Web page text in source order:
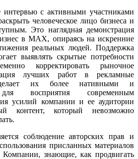
интервью с активными участниками
человеческое лицо бизнеса и
Это наглядная демонстрация
в MAX, опираясь на искренние
реальных людей. Поддержка
выявлять скрытые потребности
корректировать рыночное
лучших работ в рекламные
их более нативными и
для восприятия современным
усилий компании и ее аудитории
контент, который невозможно
соблюдение авторских прав и
присланных материалов
Компании, знающие, как продвигать